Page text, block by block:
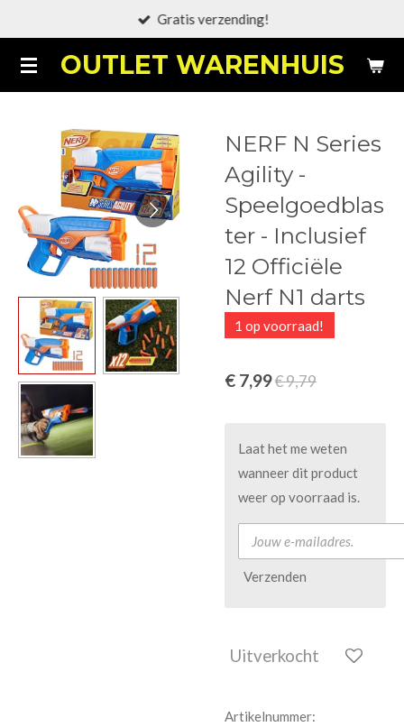
naar
de
OUTLET WARENHUIS
Gratis verzending!
NERF N Series
Agility -
Speelgoedblas
ter - Inclusief
12 Officiële
Nerf N1 darts
1 op voorraad!
€ 7,99€ 9,79
Laat het me weten
wanneer dit product
weer op voorraad is.
Verzenden
Uitverkocht
Artikelnummer: